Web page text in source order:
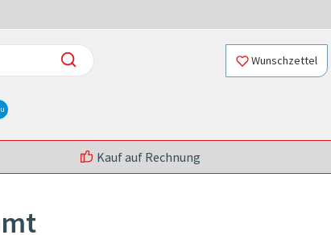
Wunschzettel
Kauf auf Rechnung